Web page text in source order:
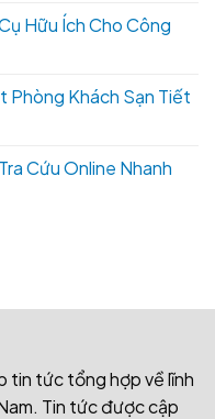
Hữu Ích Cho Công
Phòng Khách Sạn Tiết
Cứu Online Nhanh
tin tức tổng hợp về lĩnh
Tin tức được cập